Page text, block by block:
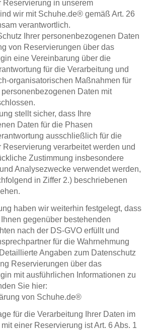
Reservierung in unserem
wir mit Schuhe.de® gemäß Art. 26
verantwortlich.
Ihrer personenbezogenen Daten
von Reservierungen über das
eine Vereinbarung über die
für die Verarbeitung und
organisatorischen Maßnahmen für
Daten mit
stellt sicher, dass Ihre
Daten für die Phasen
ausschließlich für die
verarbeitet werden und
Zustimmung insbesondere
Analysezwecke verwendet werden,
in Ziffer 2.) beschriebenen
haben wir weiterhin festgelegt, dass
gegenüber bestehenden
nach der DS-GVO erfüllt und
für die Wahrnehmung
Angaben zum Datenschutz
Reservierungen über das
mit ausführlichen Informationen zu
Sie hier:
von Schuhe.de®
für die Verarbeitung Ihrer Daten im
einer Reservierung ist Art. 6 Abs. 1